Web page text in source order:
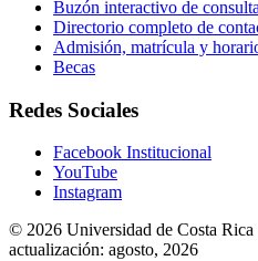
Buzón interactivo de
Directorio completo de
Admisión, matrícula y
Becas
Redes Sociales
Facebook Institucional
YouTube
Instagram
© 2026 Universidad de Costa Rica
actualización: agosto, 2026